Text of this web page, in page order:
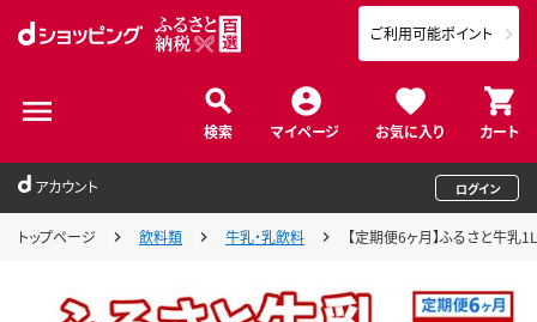
検索 マイページ お気に入り カート
ご利用可能ポイント
アカウント ログイン
トップページ 飲料類 牛乳・乳飲料 【定期便6ヶ月】ふるさと牛